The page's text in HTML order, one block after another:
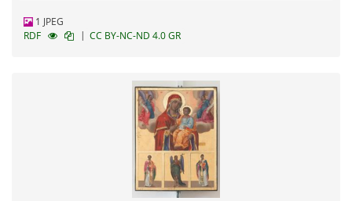
1 JPEG
RDF
| CC BY-NC-ND 4.0 GR